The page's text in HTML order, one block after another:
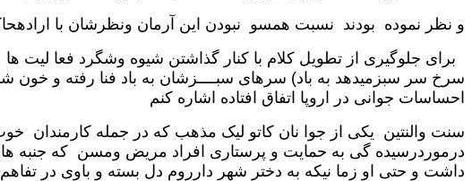
و نظر نموده بودند نسبت همسو نبودن این آرمان ونظرشان با
برای جلوگیری از تطویل کلام با کنار گذاشتن شیوه وشگرد فعا
سرخ سر سبزمیدهد به باد) سرهای سبــــزشان به باد فنا رفته و
احساسات جوانی در اروپا اتفاق افتاده اشاره کنم
سنت والنتین یکی از جوا نان کاتو لیک مذهب که در جمله کارمندان
درموردرسیده گی به حمایت و پرستاری افراد مریض ومسن که جنبه
داشت و حتی او زما نیکه به دختر شهر دارروم دل بسته و باوی در